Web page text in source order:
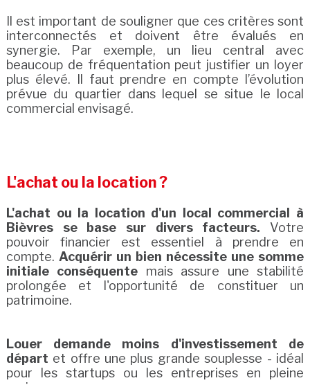
Il est important de souligner que ces critères sont
interconnectés et doivent être évalués en
synergie. Par exemple, un lieu central avec
beaucoup de fréquentation peut justifier un loyer
plus élevé. Il faut prendre en compte l’évolution
prévue du quartier dans lequel se situe le local
commercial envisagé.
L'achat ou la location ?
L'achat ou la location d'un local commercial à
Bièvres se base sur divers facteurs. Votre
pouvoir financier est essentiel à prendre en
compte. Acquérir un bien nécessite une somme
initiale conséquente mais assure une stabilité
prolongée et l'opportunité de constituer un
patrimoine.
Louer demande moins d'investissement de
départ et offre une plus grande souplesse - idéal
pour les startups ou les entreprises en pleine